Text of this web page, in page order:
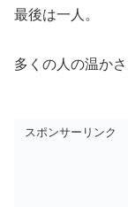
最後は一人。
多くの人の温か
スポンサーリンク